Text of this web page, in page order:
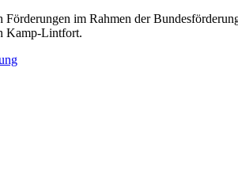
im Rahmen der
Kamp-Lintfort.